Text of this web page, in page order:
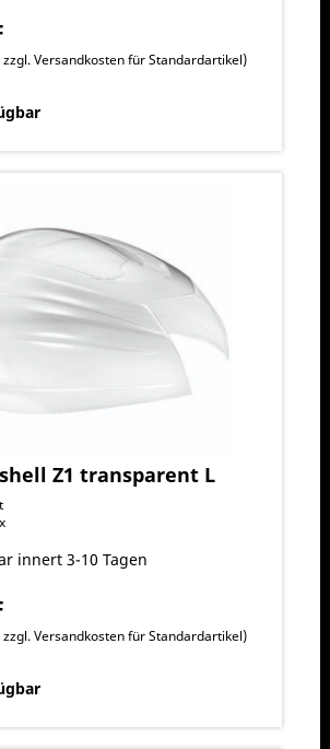
zzgl.Versandkosten für Standardartikel)
Z1 transparent L
innert 3-10 Tagen
zzgl.Versandkosten für Standardartikel)